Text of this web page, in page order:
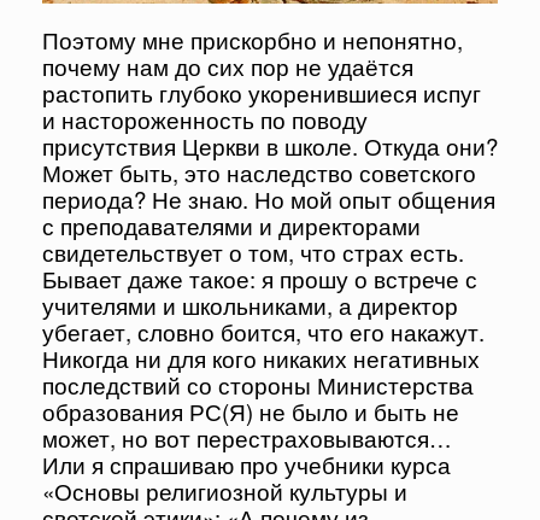
Поэтому мне прискорбно и непонятно,
почему нам до сих пор не удаётся
растопить глубоко укоренившиеся испуг
и настороженность по поводу
присутствия Церкви в школе. Откуда они?
Может быть, это наследство советского
периода? Не знаю. Но мой опыт общения
с преподавателями и директорами
свидетельствует о том, что страх есть.
Бывает даже такое: я прошу о встрече с
учителями и школьниками, а директор
убегает, словно боится, что его накажут.
Никогда ни для кого никаких негативных
последствий со стороны Министерства
образования РС(Я) не было и быть не
может, но вот перестраховываются…
Или я спрашиваю про учебники курса
«Основы религиозной культуры и